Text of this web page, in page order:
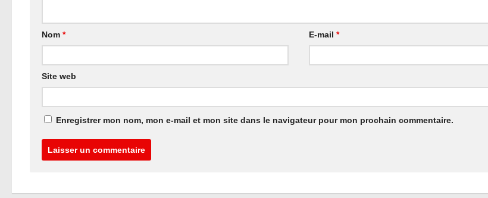
Nom * E-mail*
Site web
Enregistrer mon nom, mon e-mail et mon site dans le navigateur pour mon prochain commentaire.